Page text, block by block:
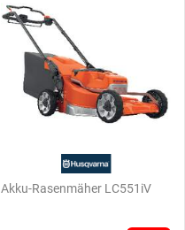
Akku-Rasenmäher LC551iV